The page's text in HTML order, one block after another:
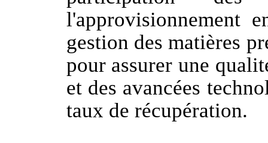
l'approvisionnement
gestion des matières
pour assurer une
et des avancées
taux de récupération.